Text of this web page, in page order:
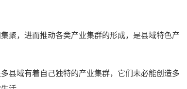
聚，进而推动各类产业集群的形成，是县域特色产
县域有着自己独特的产业集群，它们未必能创造多